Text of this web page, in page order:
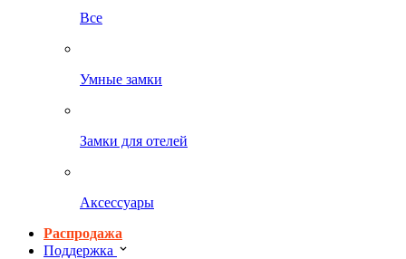
Все
Умные замки
Замки для отелей
Аксессуары
Распродажа
Поддержка